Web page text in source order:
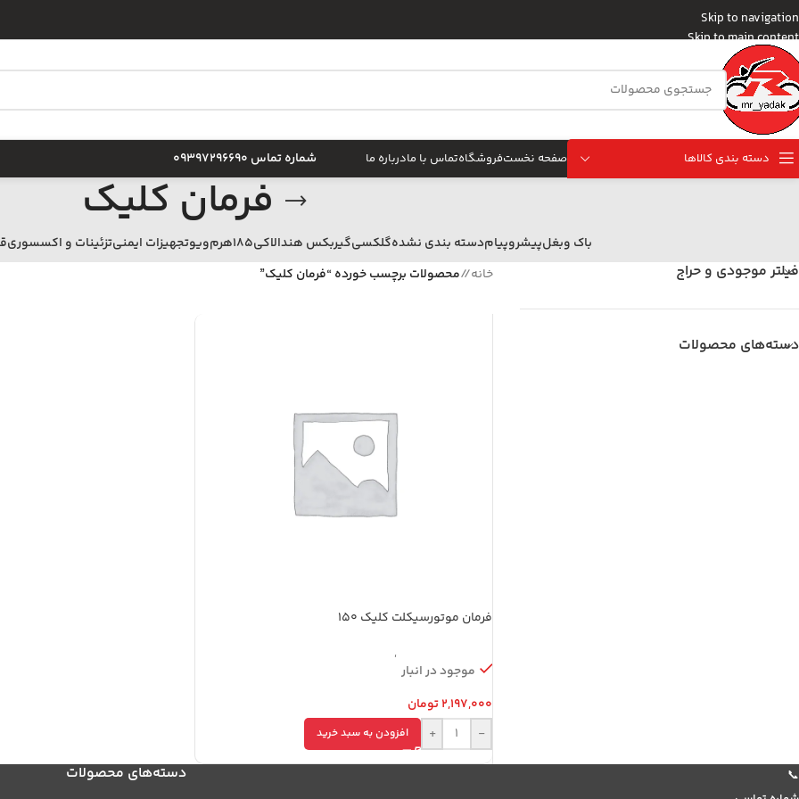
Skip to navigation
Skip to main content
دسته بندی کالاها صفحه نخستفروشگاهتماس با مادرباره ما شماره تماس 09397296690
فرمان کلیک
باک وبغلپیشروپیامدسته بندی نشدهگلکسیگیربکس هندالاکی185 هرمويوتجهیزات ایمنیتزئینات و اکسسوری
فیلتر موجودی و حراج
دسته‌های محصولات
خانه/ محصولات برچسب خورده “فرمان کلیک”
فرمان موتورسیکلت کلیک 150
,
موجود در انبار
2,197,000 تومان
-
+ افزودن به سبد خرید
📞
دسته‌های محصولات